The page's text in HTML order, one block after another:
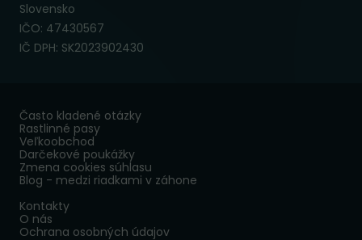
Slovensko
IČO: 47430567
IČ DPH: SK2023902430
Často kladené otázky
Rastlinné pasy
Veľkoobchod
Darčekové poukážky
Zmena cookies súhlasu
Blog - medzi riadkami v záhone
Kontakty
O nás
Ochrana osobných údajov